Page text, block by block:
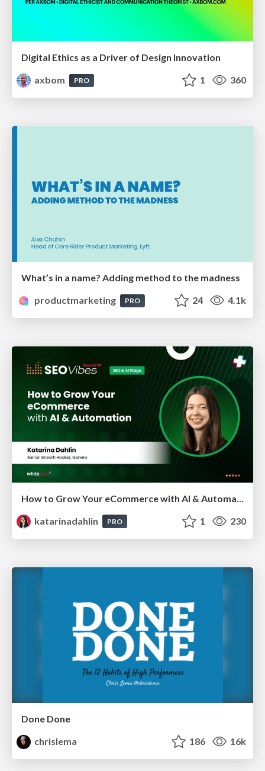
Digital Ethics as a Driver of Design Innovation
axbom
PRO 1 360
What’s in a name? Adding method to the madness
productmarketing
PRO 24 4.1k
katarinadahlin
PRO 1 230
Done Done
chrislema
186 16k